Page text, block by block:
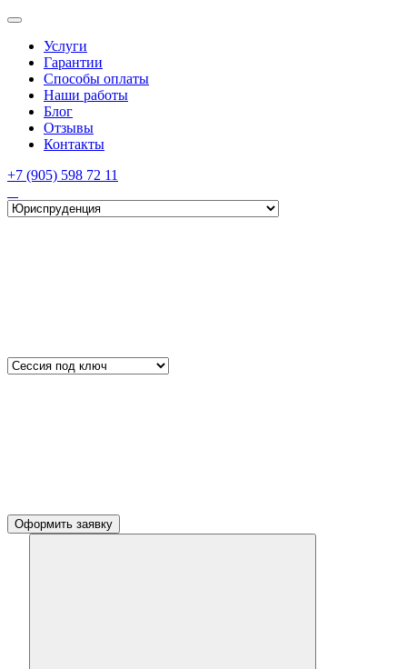
Услуги
Гарантии
Способы оплаты
Наши работы
Блог
Отзывы
Контакты
+7 (905) 598 72 11
Оформить заявку